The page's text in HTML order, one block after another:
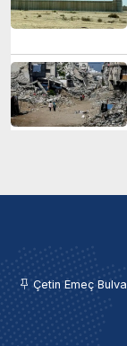
Çetin Emeç